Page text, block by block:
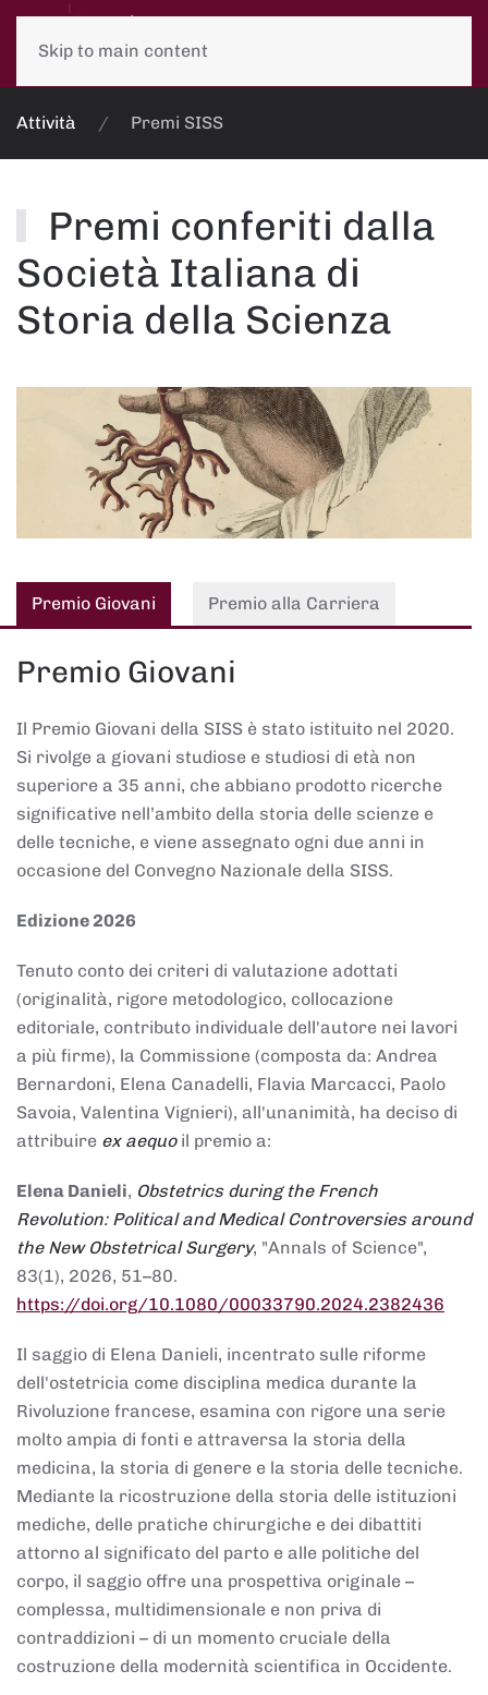
Skip to main content
Attività Premi SISS
Premi conferiti dalla
Società Italiana di
Storia della Scienza
Premio Giovani Premio alla Carriera
Premio Giovani
Il Premio Giovani della SISS è stato istituito nel 2020.
Si rivolge a giovani studiose e studiosi di età non
superiore a 35 anni, che abbiano prodotto ricerche
significative nell’ambito della storia delle scienze e
delle tecniche, e viene assegnato ogni due anni in
occasione del Convegno Nazionale della SISS.
Edizione 2026
Tenuto conto dei criteri di valutazione adottati
(originalità, rigore metodologico, collocazione
editoriale, contributo individuale dell'autore nei lavori
a più firme), la Commissione (composta da: Andrea
Bernardoni, Elena Canadelli, Flavia Marcacci, Paolo
Savoia, Valentina Vignieri), all'unanimità, ha deciso di
attribuire ex aequoil premio a:
Elena Danieli, Obstetrics during the French
Revolution: Political and Medical Controversies around
the New Obstetrical Surgery, "Annals of Science",
83(1), 2026, 51–80.
https://doi.org/10.1080/00033790.2024.2382436
Il saggio di Elena Danieli, incentrato sulle riforme
dell'ostetricia come disciplina medica durante la
Rivoluzione francese, esamina con rigore una serie
molto ampia di fonti e attraversa la storia della
medicina, la storia di genere e la storia delle tecniche.
Mediante la ricostruzione della storia delle istituzioni
mediche, delle pratiche chirurgiche e dei dibattiti
attorno al significato del parto e alle politiche del
corpo, il saggio offre una prospettiva originale –
complessa, multidimensionale e non priva di
contraddizioni – di un momento cruciale della
costruzione della modernità scientifica in Occidente.